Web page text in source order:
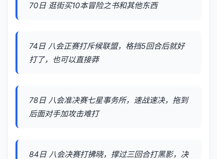
70日 逛街买10本冒险之书和其他东西
74日 八会正赛打斥候联盟，格挡5回合后就好
打了，也可以直接莽
78日 八会准决赛七星事务所，速战速决，拖到
后面对手加攻击难打
84日 八会决赛打拂晓，撑过三回合打黑影，决